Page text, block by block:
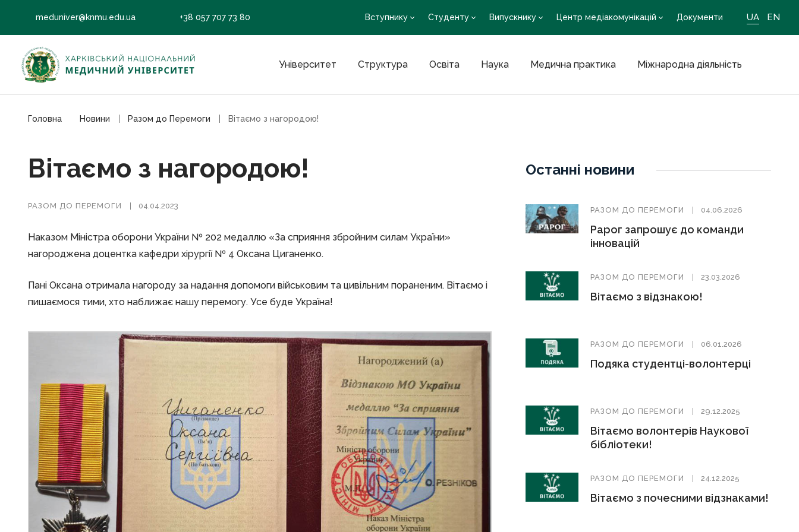
meduniver@knmu.edu.ua +38 057 707 73 80 Вступнику Студенту Випускнику Центр медіакомунікацій Документи UA EN
Університет Структура Освіта Наука Медична практика Міжнародна діяльність
Головна Новини Разом до Перемоги Вітаємо з нагородою!
Вітаємо з нагородою!
РАЗОМ ДО ПЕРЕМОГИ 04.04.2023
Наказом Міністра оборони України № 202 медаллю «За сприяння збройним силам України»
нагороджена доцентка кафедри хірургії № 4 Оксана Циганенко.
Пані Оксана отримала нагороду за надання допомоги військовим та цивільним пораненим. Вітаємо і
пишаємося тими, хто наближає нашу перемогу. Усе буде Україна!
Останні новини
РАЗОМ ДО ПЕРЕМОГИ 04.06.2026
Рарог запрошує до команди
інновацій
РАЗОМ ДО ПЕРЕМОГИ 23.03.2026
Вітаємо з відзнакою!
РАЗОМ ДО ПЕРЕМОГИ 06.01.2026
Подяка студентці-волонтерці
РАЗОМ ДО ПЕРЕМОГИ 29.12.2025
Вітаємо волонтерів Наукової
бібліотеки!
РАЗОМ ДО ПЕРЕМОГИ 24.12.2025
Вітаємо з почесними відзнаками!